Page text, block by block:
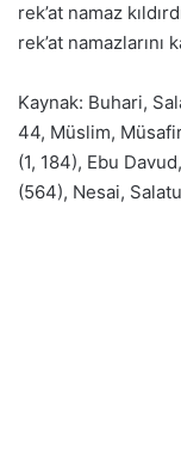
rek’at namaz
rek’at namazlarını
Kaynak: Buhari,
44, Müslim,
(1, 184), Ebu
(564), Nesai,